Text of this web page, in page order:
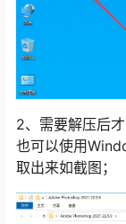
2、需要解压后
也可以使用
取出来如截图；